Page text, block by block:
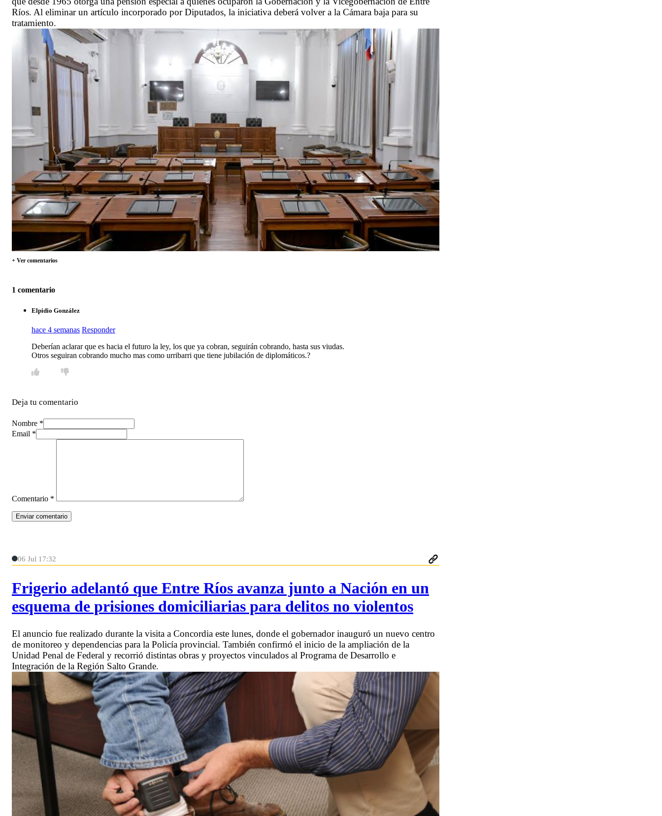
Ríos. Al eliminar un artículo incorporado por Diputados, la iniciativa deberá volver a la Cámara baja para su
tratamiento.
+ Ver comentarios
1 comentario
Elpidio González
hace 4 semanas Responder
Deberían aclarar que es hacia el futuro la ley, los que ya cobran, seguirán cobrando, hasta sus viudas.
Otros seguiran cobrando mucho mas como urribarri que tiene jubilación de diplomáticos.?
Deja tu comentario
Nombre *
Email *
Comentario *
06 Jul 17:32
Frigerio adelantó que Entre Ríos avanza junto a Nación en un
esquema de prisiones domiciliarias para delitos no violentos
El anuncio fue realizado durante la visita a Concordia este lunes, donde el gobernador inauguró un nuevo centro
de monitoreo y dependencias para la Policía provincial. También confirmó el inicio de la ampliación de la
Unidad Penal de Federal y recorrió distintas obras y proyectos vinculados al Programa de Desarrollo e
Integración de la Región Salto Grande.